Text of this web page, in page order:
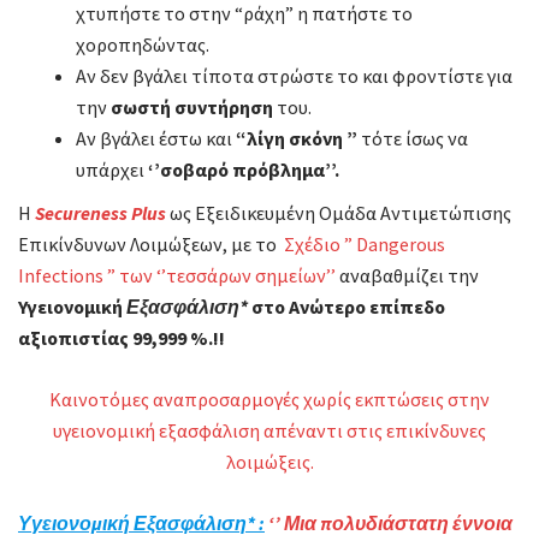
χτυπήστε το στην “ράχη” η πατήστε το
χοροπηδώντας.
Αν δεν βγάλει τίποτα στρώστε το και φροντίστε για
την σωστή συντήρηση του.
Αν βγάλει έστω και “λίγη σκόνη ” τότε ίσως να
υπάρχει‘’σοβαρό πρόβλημα’’.
Η Secureness Plusως Εξειδικευμένη Ομάδα Αντιμετώπισης
Επικίνδυνων Λοιμώξεων, με το Σχέδιο ” Dangerous
Infections ” των ‘’τεσσάρων σημείων’’ αναβαθμίζει την
Υγειονομική Εξασφάλιση*στο Ανώτερο επίπεδο
αξιοπιστίας 99,999 %.!!
Καινοτόμες αναπροσαρμογές χωρίς εκπτώσεις στην
υγειονομική εξασφάλιση απέναντι στις επικίνδυνες
λοιμώξεις.
Υγειονομική Εξασφάλιση* : ‘’ Μια πολυδιάστατη έννοια